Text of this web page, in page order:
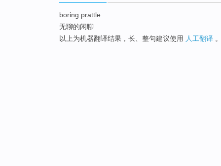
boring prattle
无聊的闲聊
以上为机器翻译结果，长、整句建议使用 人工翻译